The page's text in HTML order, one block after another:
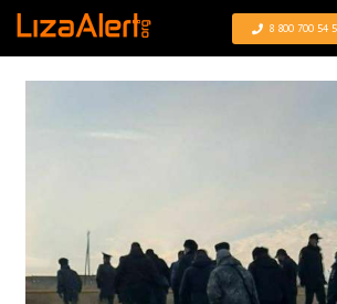
8 800 700 54